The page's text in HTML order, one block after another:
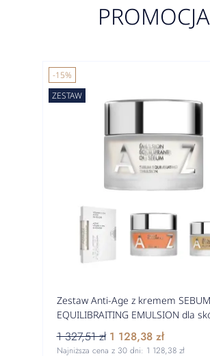
PROMOCJA
Zestaw Anti-Age z kremem SEBUM
EQUILIBRAITING EMULSION dla
mieszanej do tłustej
1 327,51 zł 1 128,38 zł
Najniższa cena z 30 dni: 1 128,38 zł
-15%
ZESTAW